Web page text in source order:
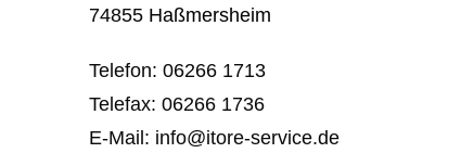
74855 Haßmersheim
Telefon: 06266 1713
Telefax: 06266 1736
E-Mail: info@itore-service.de